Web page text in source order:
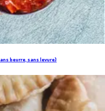
beurre, sans levure)